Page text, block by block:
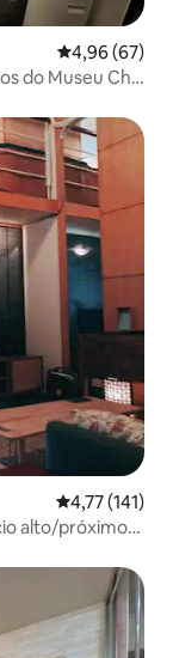
4,96 de uma
4,96 (67)
do Museu Chi
e 1
4,77 de uma
4,77 (141)
alto/próximo